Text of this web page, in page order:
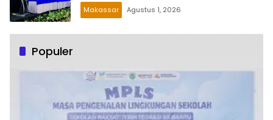
Makassar Agustus 1, 2026
Populer